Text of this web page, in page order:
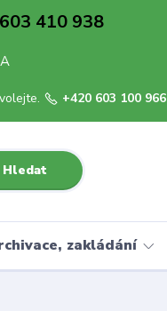
410 938
Hledat
+420 603 100 966
zakládání